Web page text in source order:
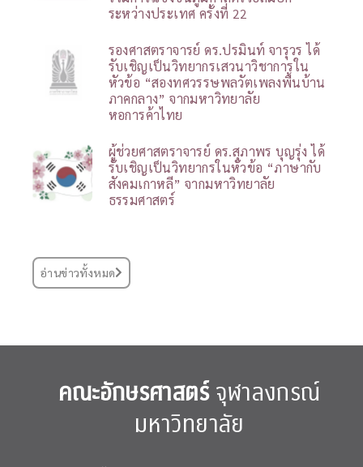
ระหว่างประเทศ ครั้งที่ 22
รองศาสตราจารย์ ดร.ปรมินท์ จารุวร ได้
รับเชิญเป็นวิทยากรเสวนาวิชาการใน
หัวข้อ “สองทศวรรษพลวัตเพลงพื้นบ้าน
ภาคกลาง” จากมหาวิทยาลัย
หอการค้าไทย
ผู้ช่วยศาสตราจารย์ ดร.สุภาพร บุญรุ่ง ได้
รับเชิญเป็นวิทยากรในหัวข้อ “ภาษากับ
สังคมเกาหลี” จากมหาวิทยาลัย
ธรรมศาสตร์
อ่านข่าวทั้งหมด
คณะอักษรศาสตร์จุฬาลงกรณ์
มหาวิทยาลัย